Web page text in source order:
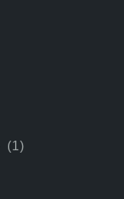
(1)